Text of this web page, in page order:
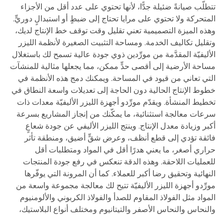
تتطلّب صيانةً ضئيلة جدًّا، لأنها تحتوي على عدد أقل من الأجزاء
المتحركة ولا تحتوي على مرايا تحتاج إلى ضبطٍ أو استبدالٍ دوريٍّ.
وهذه الميزة التصميمية تعني تقليل وقت توقف خط الإنتاج لديك،
وتقليل تكاليف الخدمة. ومساحة التثبيت الصغيرة لأنظمة الليزر
الأليفيّة المقدَّمة من مورِّدين ذوي جودة عالية تسمح لك باستغلال
مساحة الأرضية إلى أقصى حدٍّ ممكن، مما يجعلها مثالية للمنشآت
التي تعاني من قيود في المساحة. ويمكنك دمج هذه الأنظمة في
خطوط الإنتاج الحالية دون الحاجة إلى تعديلات واسعة النطاق في
تخطيط المنشأة. ويقدّم مورِّدو أجهزة الليزر الأليفيّة معدات ذات
سرعات معالجة استثنائية، ما يمكّنك من إنجاز المشاريع بسرعة
أكبر وزيادة معدل الإنتاج. وينتج الليزر الأليفي عن جودة شعاعٍ
فائقة تؤدي إلى قطع أنظف، وعرض شقٍّ أضيق، ومنطقة تأثر
حراري أصغر، ما يعني هدرًا أقل في المواد ومتطلبات أقل
للعمليات اللاحقة. وهذه الدقة تنعكس في رفع جودة المنتجات
النهائية وتحقيق رضا أكبر للعملاء. كما أن المرونة التي يوفّرها
مورِّدو أجهزة الليزر الأليفيّة تتيح لك معالجة مجموعة واسعة من
المواد مثل الفولاذ المقاوم للصدأ والفولاذ الكربوني والألومنيوم
والنحاس والنحاس الأصفر والتيتانيوم ومختلف أنواع البلاستيك،